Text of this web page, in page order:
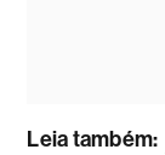
Leia também: